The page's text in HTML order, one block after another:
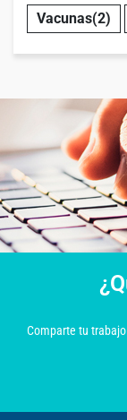
Vacunas(2)
Comparte tu